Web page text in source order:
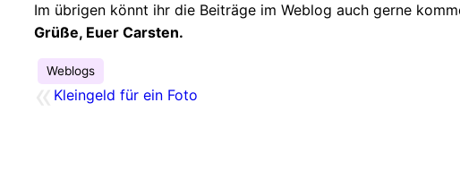
Im übrigen könnt ihr die Beiträge im Weblog auch gerne
Grüße, Euer Carsten.
Weblogs
«Kleingeld für ein Foto